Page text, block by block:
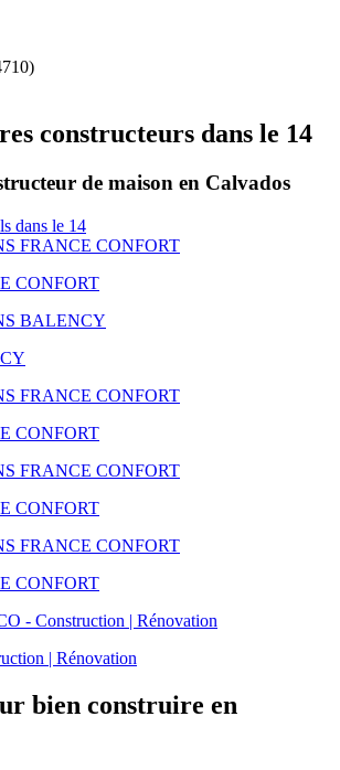
constructeurs dans le 14
de maison en Calvados
dans le 14
CONFORT
CONFORT
CONFORT
CONFORT
| Rénovation
bien construire en